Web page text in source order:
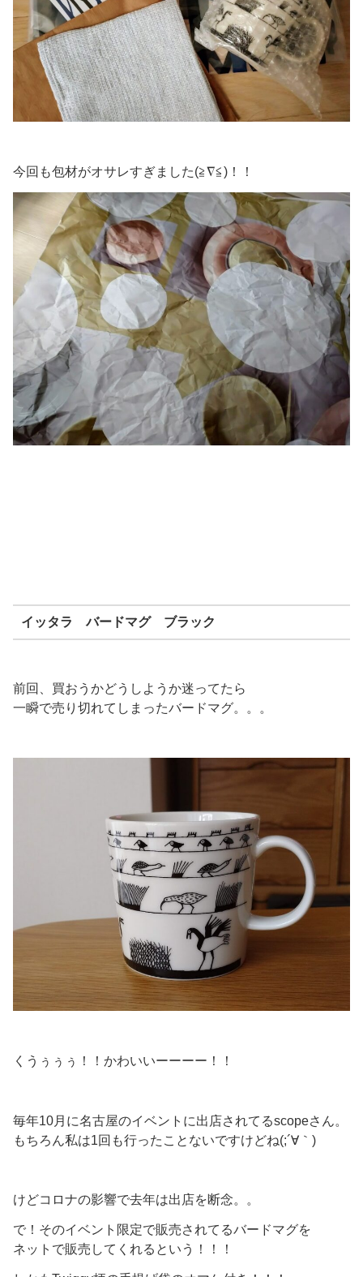
今回も包材がオサレすぎました(≧∇≦)！！
イッタラ バードマグ ブラック
前回、買おうかどうしようか迷ってたら
一瞬で売り切れてしまったバードマグ。。。
くうぅぅぅ！！かわいいーーーー！！
毎年10月に名古屋のイベントに出店されてるscopeさん。
もちろん私は1回も行ったことないですけどね(;´∀｀)
けどコロナの影響で去年は出店を断念。。
で！そのイベント限定で販売されてるバードマグを
ネットで販売してくれるという！！！